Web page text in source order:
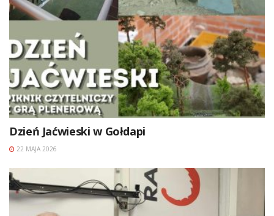
Dzień Jaćwieski w Gołdapi
22 MAJA 2026